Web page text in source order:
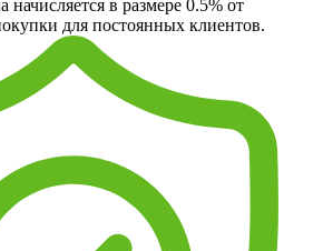
начисляется в размере 0.5% от
для постоянных клиентов.